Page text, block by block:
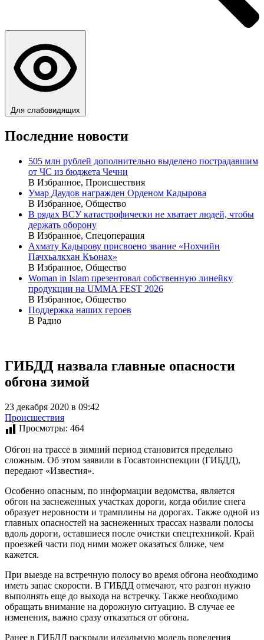
Для слабовидящих
Последние новости
505 млн рублей дополнительно выделено пострадавшим
от ЧС из бюджета Чечни
В Избранное, Происшествия
Умар Даудов награжден Орденом Кадырова
В Избранное, Общество
В рядах ВСУ катастрофически не хватает людей, чтобы
держать оборону
В Избранное, Спецоперация
Ахмату Кадырову присвоено звание «Нохчийн
Пачхьалкхан Къонах»
В Избранное, Общество
Woman in Islam презентовал собственную линейку
продукции на UMMA FEST 2026
В Избранное, Общество
Поддержка наших героев
В Радио
ГИБДД назвала главные опасности
обгона зимой
23 декабря 2020 в 09:42
Происшествия
Просмотры: 464
Обгон на трассе в зимний период становится предельно
сложным. Об этом заявили в Госавтоинспекции (ГИБДД),
передают «Известия».
Особенно опасным, по информации ведомства, является
обгон на заснеженных участках дороги, когда обилие снега
образует неровности и трамплины на дорогах. Также одной из
главных опасностей на заснеженных трассах назвали полосы
вдоль дороги, оставшиеся после очистки спецтехникой. Край
проезжей части под ними может оказаться ближе, чем
кажется.
При выезде на встречную полосу во время обгона необходимо
иметь запас скорости. В ГИБДД отмечают, что разгон нужно
выполнять еще до выхода на встречку. Также необходимо
обращать внимание на дорожную ситуацию. В случае ее
изменения, важно сразу отказаться от обгона.
Ранее в ГИБДД раскрыли идеальную модель поведения